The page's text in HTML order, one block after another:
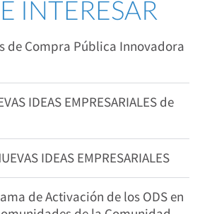
INTERESAR
de Compra Pública Innovadora
IDEAS EMPRESARIALES de
IDEAS EMPRESARIALES
de Activación de los ODS en